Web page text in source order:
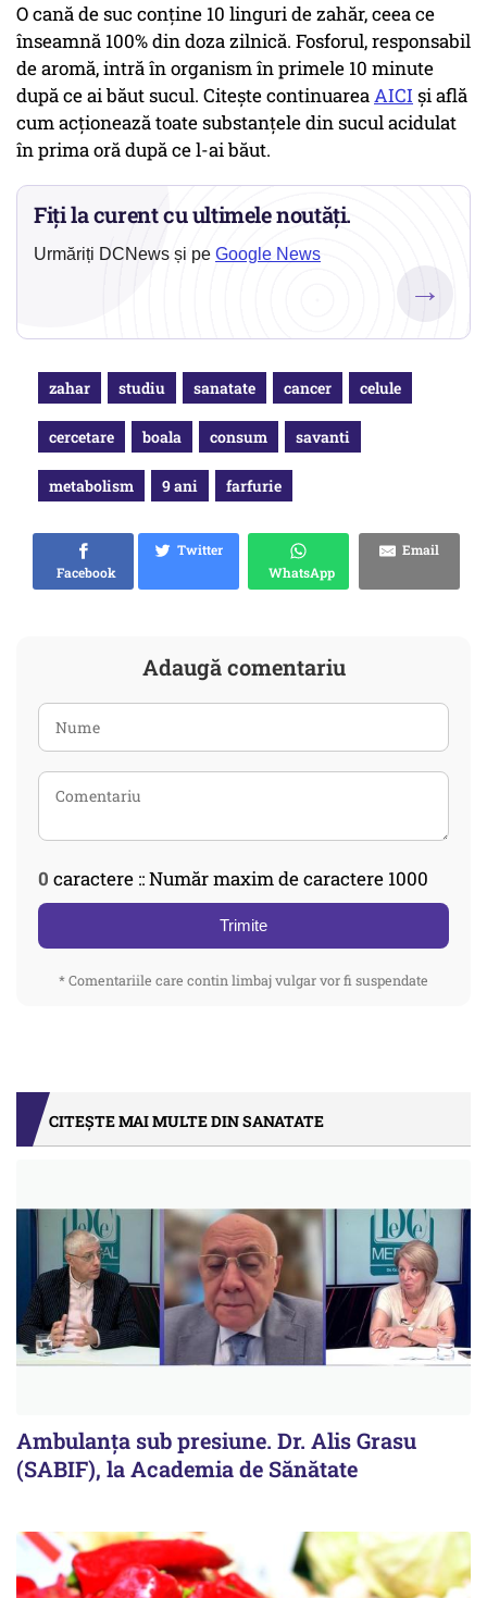
O cană de suc conţine 10 linguri de zahăr, ceea ce
înseamnă 100% din doza zilnică. Fosforul, responsabil
de aromă, intră în organism în primele 10 minute
după ce ai băut sucul. Citește continuareaAICI și află
cum acționează toate substanțele din sucul acidulat
în prima oră după ce l-ai băut.
Fiți la curent cu ultimele noutăți.
Urmăriți DCNews și pe Google News
→
zahar studiu sanatate cancer celule
cercetare boala consum savanti
metabolism 9 ani farfurie
Facebook
Twitter
WhatsApp
Email
Adaugă comentariu
0 caractere :: Număr maxim de caractere 1000
Trimite
* Comentariile care contin limbaj vulgar vor fi suspendate
CITEȘTE MAI MULTE DIN SANATATE
Ambulanța sub presiune. Dr. Alis Grasu
(SABIF), la Academia de Sănătate